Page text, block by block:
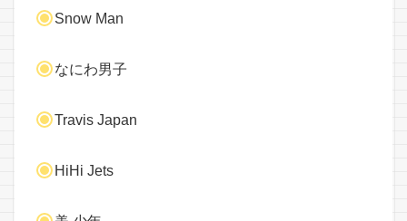
Snow Man
なにわ男子
Travis Japan
HiHi Jets